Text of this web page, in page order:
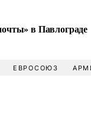
в Павлограде
ЕВРОСОЮЗ